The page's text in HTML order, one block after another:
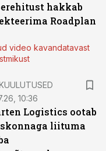
hakkab
Roadplan
video kavandatavast
10:36
Logistics ootab
liituma